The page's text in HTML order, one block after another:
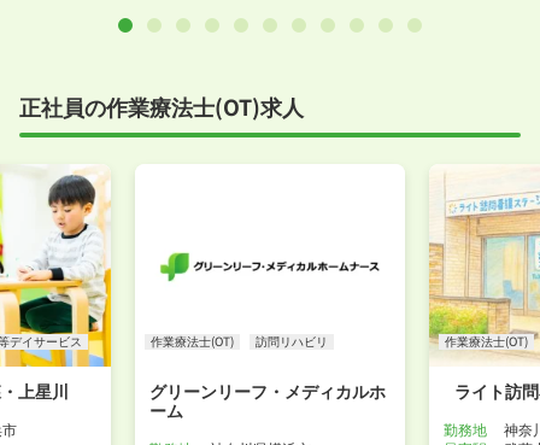
正社員の作業療法士(OT)求人
デイサービス
上星川
作業療法士(OT) 訪問リハビリ
グリーンリーフ・メディカルホ
ーム
作業療法士(OT)
ライト訪
勤務地
神奈